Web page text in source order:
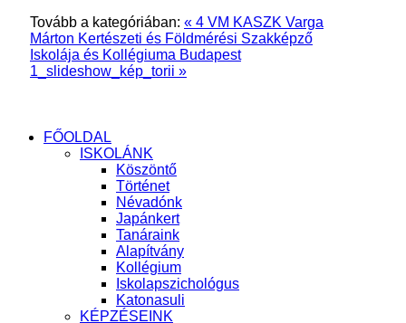
Tovább a kategóriában: « 4 VM KASZK Varga
Márton Kertészeti és Földmérési Szakképző
Iskolája és Kollégiuma Budapest
1_slideshow_kép_torii »
FŐOLDAL
ISKOLÁNK
Köszöntő
Történet
Névadónk
Japánkert
Tanáraink
Alapítvány
Kollégium
Iskolapszichológus
Katonasuli
KÉPZÉSEINK